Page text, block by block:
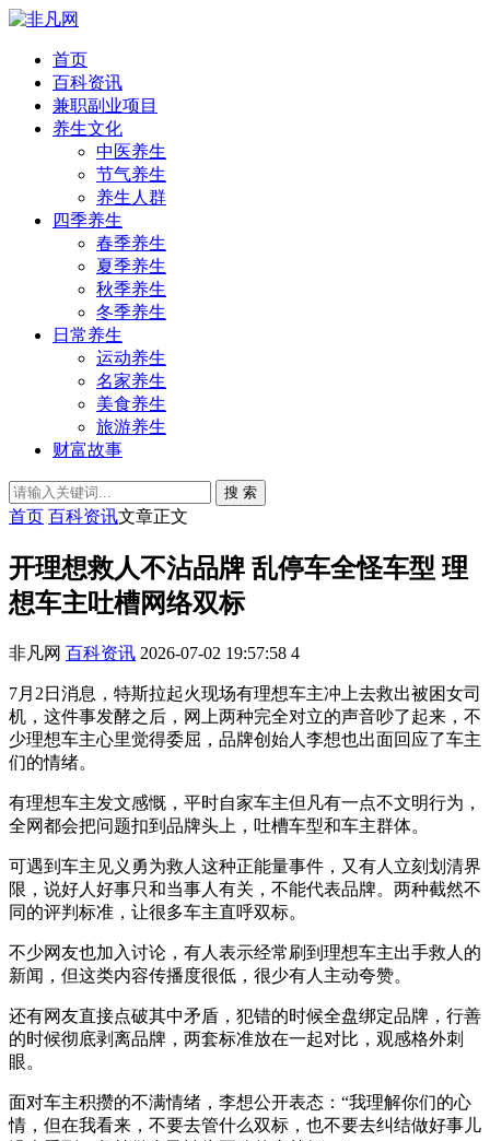
首页
百科资讯
兼职副业项目
养生文化
中医养生
节气养生
养生人群
四季养生
春季养生
夏季养生
秋季养生
冬季养生
日常养生
运动养生
名家养生
美食养生
旅游养生
财富故事
搜 索
首页 百科资讯文章正文
开理想救人不沾品牌 乱停车全怪车型 理
想车主吐槽网络双标
非凡网 百科资讯 2026-07-02 19:57:58 4
7月2日消息，特斯拉起火现场有理想车主冲上去救出被困女司
机，这件事发酵之后，网上两种完全对立的声音吵了起来，不
少理想车主心里觉得委屈，品牌创始人李想也出面回应了车主
们的情绪。
有理想车主发文感慨，平时自家车主但凡有一点不文明行为，
全网都会把问题扣到品牌头上，吐槽车型和车主群体。
可遇到车主见义勇为救人这种正能量事件，又有人立刻划清界
限，说好人好事只和当事人有关，不能代表品牌。两种截然不
同的评判标准，让很多车主直呼双标。
不少网友也加入讨论，有人表示经常刷到理想车主出手救人的
新闻，但这类内容传播度很低，很少有人主动夸赞。
还有网友直接点破其中矛盾，犯错的时候全盘绑定品牌，行善
的时候彻底剥离品牌，两套标准放在一起对比，观感格外刺
眼。
面对车主积攒的不满情绪，李想公开表态：“我理解你们的心
情，但在我看来，不要去管什么双标，也不要去纠结做好事儿